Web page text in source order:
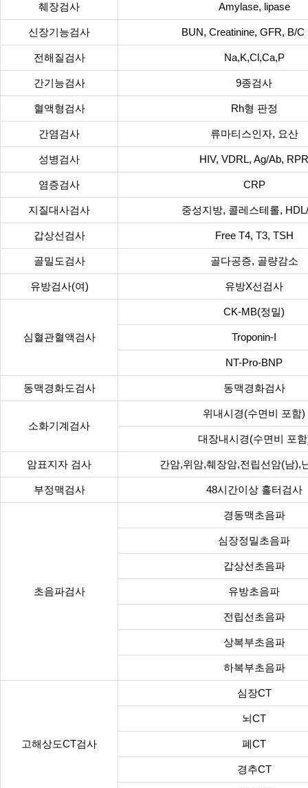
췌장검사 Amylase, lipase
신장기능검사 BUN, Creatinine, GFR, B/C
전해질검사 Na,K,Cl,Ca,P
간기능검사 9종검사
혈액형검사 Rh형 판정
간염검사 류마티스인자, 요산
성병검사 HIV, VDRL, Ag/Ab, RPR
염증검사 CRP
지질대사검사 중성지방, 콜레스테롤,
갑상선검사 Free T4, T3, TSH
골밀도검사 골다공증, 골량감소
유방검사(여) 유방X선검사
심혈관혈액검사
CK-MB(정밀)
Troponin-I
NT-Pro-BNP
동맥경화도검사 동맥경화검사
소화기계검사
위내시경(수면비 포함)
대장내시경(수면비 포
암표지자 검사 간암,위암,췌장암,전립선암(남),
부정맥검사 48시간이상 홀터검사
초음파검사
경동맥초음파
심장정밀초음파
갑상선초음파
유방초음파
전립선초음파
상복부초음파
하복부초음파
고해상도CT검사
심장CT
뇌CT
폐CT
경추CT